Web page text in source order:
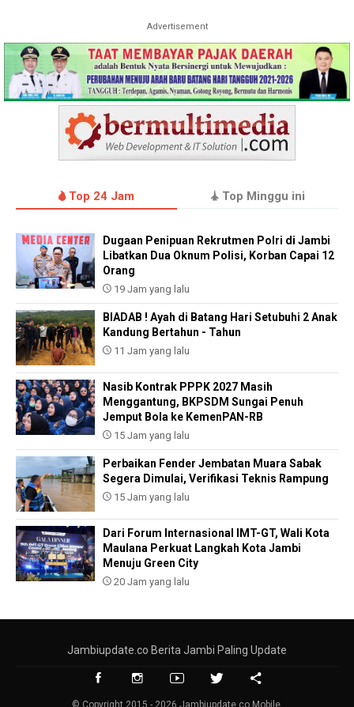
Advertisement
Top 24 Jam Top Minggu ini
Dugaan Penipuan Rekrutmen Polri di Jambi
Libatkan Dua Oknum Polisi, Korban Capai 12
Orang
19 Jam yang lalu
BIADAB ! Ayah di Batang Hari Setubuhi 2 Anak
Kandung Bertahun - Tahun
11 Jam yang lalu
Nasib Kontrak PPPK 2027 Masih
Menggantung, BKPSDM Sungai Penuh
Jemput Bola ke KemenPAN-RB
15 Jam yang lalu
Perbaikan Fender Jembatan Muara Sabak
Segera Dimulai, Verifikasi Teknis Rampung
15 Jam yang lalu
Dari Forum Internasional IMT-GT, Wali Kota
Maulana Perkuat Langkah Kota Jambi
Menuju Green City
20 Jam yang lalu
Jambiupdate.co Berita Jambi Paling Update
© Copyright 2015 - 2026 Jambiupdate.co Mobile.